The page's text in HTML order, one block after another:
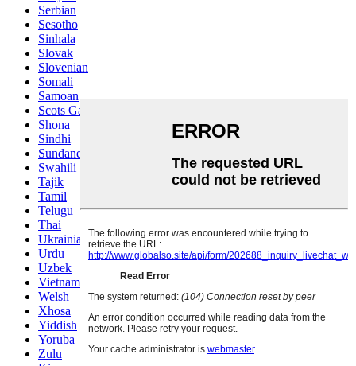
Serbian
Sesotho
Sinhala
Slovak
Slovenian
Somali
Samoan
Scots Gaelic
Shona
Sindhi
Sundanese
Swahili
Tajik
Tamil
Telugu
Thai
Ukrainian
Urdu
Uzbek
Vietnamese
Welsh
Xhosa
Yiddish
Yoruba
Zulu